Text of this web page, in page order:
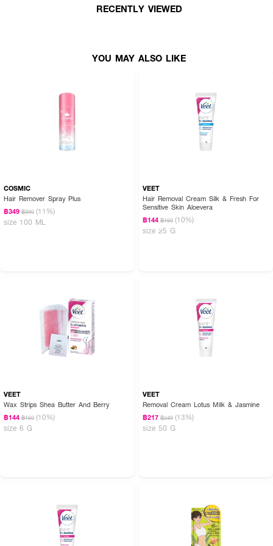
2.ใช้ผ้าหรือฟองน้ำเช็ดครีมออก จะช่วยให้เส้นขนหลุดง่าย
RECENTLY VIEWED
YOU MAY ALSO LIKE
COSMIC
Hair Remover Spray Plus
฿349 ฿390 (11%)
size 100 ML
VEET
Hair Removal Cream Silk & Fresh For
Sensitive Skin Aloevera
฿144 ฿160 (10%)
size 25 G
VEET
Wax Strips Shea Butter And Berry
฿144 ฿160 (10%)
size 6 G
VEET
Removal Cream Lotus Milk & Jasmine
฿217 ฿249 (13%)
size 50 G